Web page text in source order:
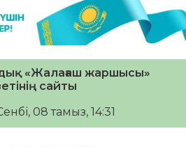
«Жалағаш жаршысы»
сайты
08 тамыз, 14:31